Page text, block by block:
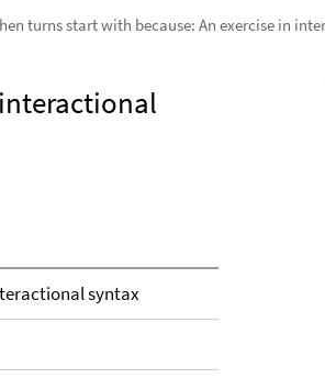
turns start with because: An exercise in
syntax